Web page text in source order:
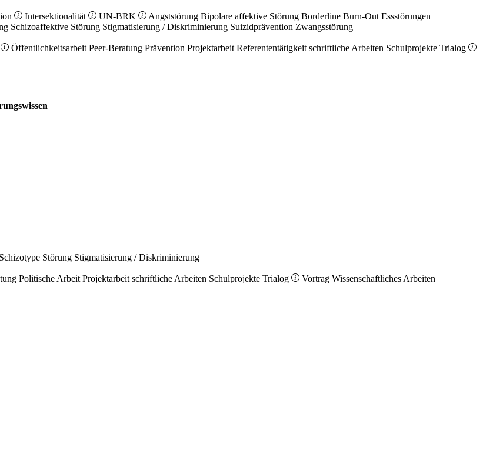
Intersektionalität UN-BRK Angststörung Bipolare affektive Störung Borderline Burn-Out Essstörungen
Schizoaffektive Störung Stigmatisierung / Diskriminierung Suizidprävention Zwangsstörung
Öffentlichkeitsarbeit Peer-Beratung Prävention Projektarbeit Referententätigkeit schriftliche Arbeiten Schulprojekte Trialog
Schizotype Störung Stigmatisierung / Diskriminierung
Politische Arbeit Projektarbeit schriftliche Arbeiten Schulprojekte Trialog Vortrag Wissenschaftliches Arbeiten